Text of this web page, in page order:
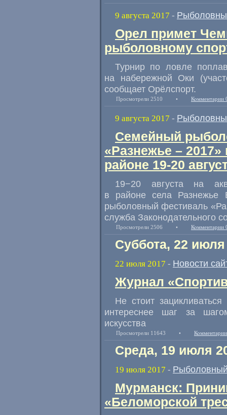
9 августа 2017 -
Орел примет
рыболовному
Турнир по ловле
на набережной Оки
(
сообщает Орёлспорт.
Просмотрели 2510 • Комментарии
9 августа 2017 -
Семейный
«Разнежье –
районе 19-20
19−20 августа на
в районе села Разнежье
рыболовный фестиваль «
служба Законодательного
Просмотрели 2506 • Комментарии
Суббота, 22 июля
22 июля 2017 - Новости
Журнал
Не стоит
интереснее шаг за
искусства
Просмотрели 11643 •
Среда, 19 июля
19 июля 2017 -
Мурманск:
«Беломорской